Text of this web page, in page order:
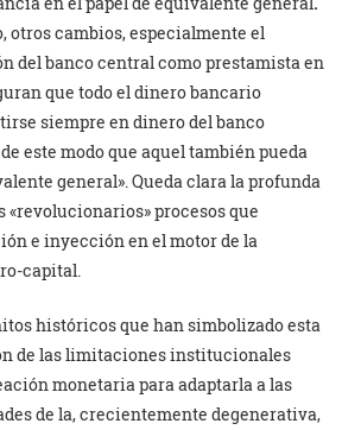
otros cambios, especialmente el
del banco central como prestamista en
que todo el dinero bancario
siempre en dinero del banco
este modo que aquel también pueda
general». Queda clara la profunda
«revolucionarios» procesos que
e inyección en el motor de la
capital.
históricos que han simbolizado esta
de las limitaciones institucionales
monetaria para adaptarla a las
de la, crecientemente degenerativa,